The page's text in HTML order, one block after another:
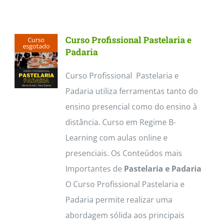
Curso
esgotado
Curso Profissional Pastelaria e
Padaria
Curso Profissional Pastelaria e
Padaria utiliza ferramentas tanto do
ensino presencial como do ensino à
distância. Curso em Regime B-
Learning com aulas online e
presenciais. Os Conteúdos mais
Importantes de Pastelaria e Padaria
O Curso Profissional Pastelaria e
Padaria permite realizar uma
abordagem sólida aos principais